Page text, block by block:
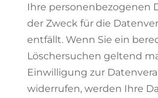
Ihre personenbezogenen
der Zweck für die
entfällt. Wenn Sie ein
Löschersuchen geltend
Einwilligung zur
widerrufen, werden Ihre